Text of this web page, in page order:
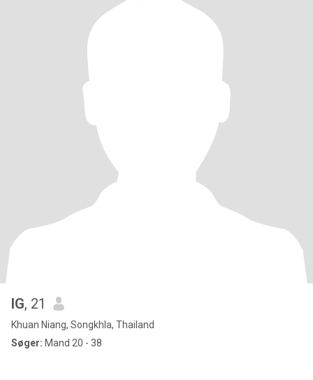
IG, 21
Khuan Niang, Songkhla, Thailand
Søger: Mand 20 - 38